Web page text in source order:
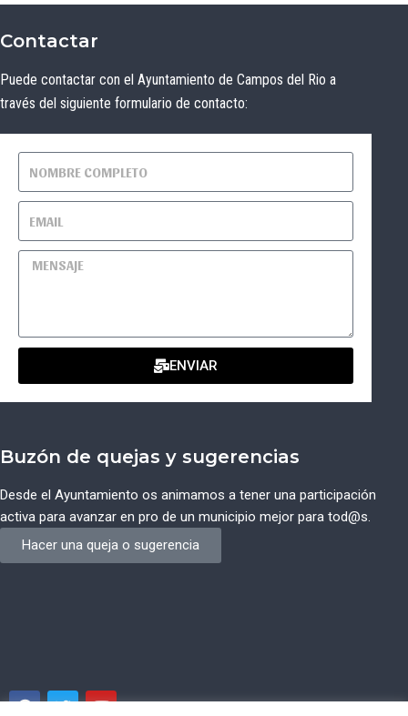
Contactar
Puede contactar con el Ayuntamiento de Campos del Rio a
través del siguiente formulario de contacto:
ENVIAR
Buzón de quejas y sugerencias
Desde el Ayuntamiento os animamos a tener una participación
activa para avanzar en pro de un municipio mejor para tod@s.
Hacer una queja o sugerencia